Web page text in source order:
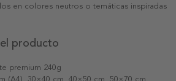
en colores neutros o temáticas inspiradas
producto
premium 240g